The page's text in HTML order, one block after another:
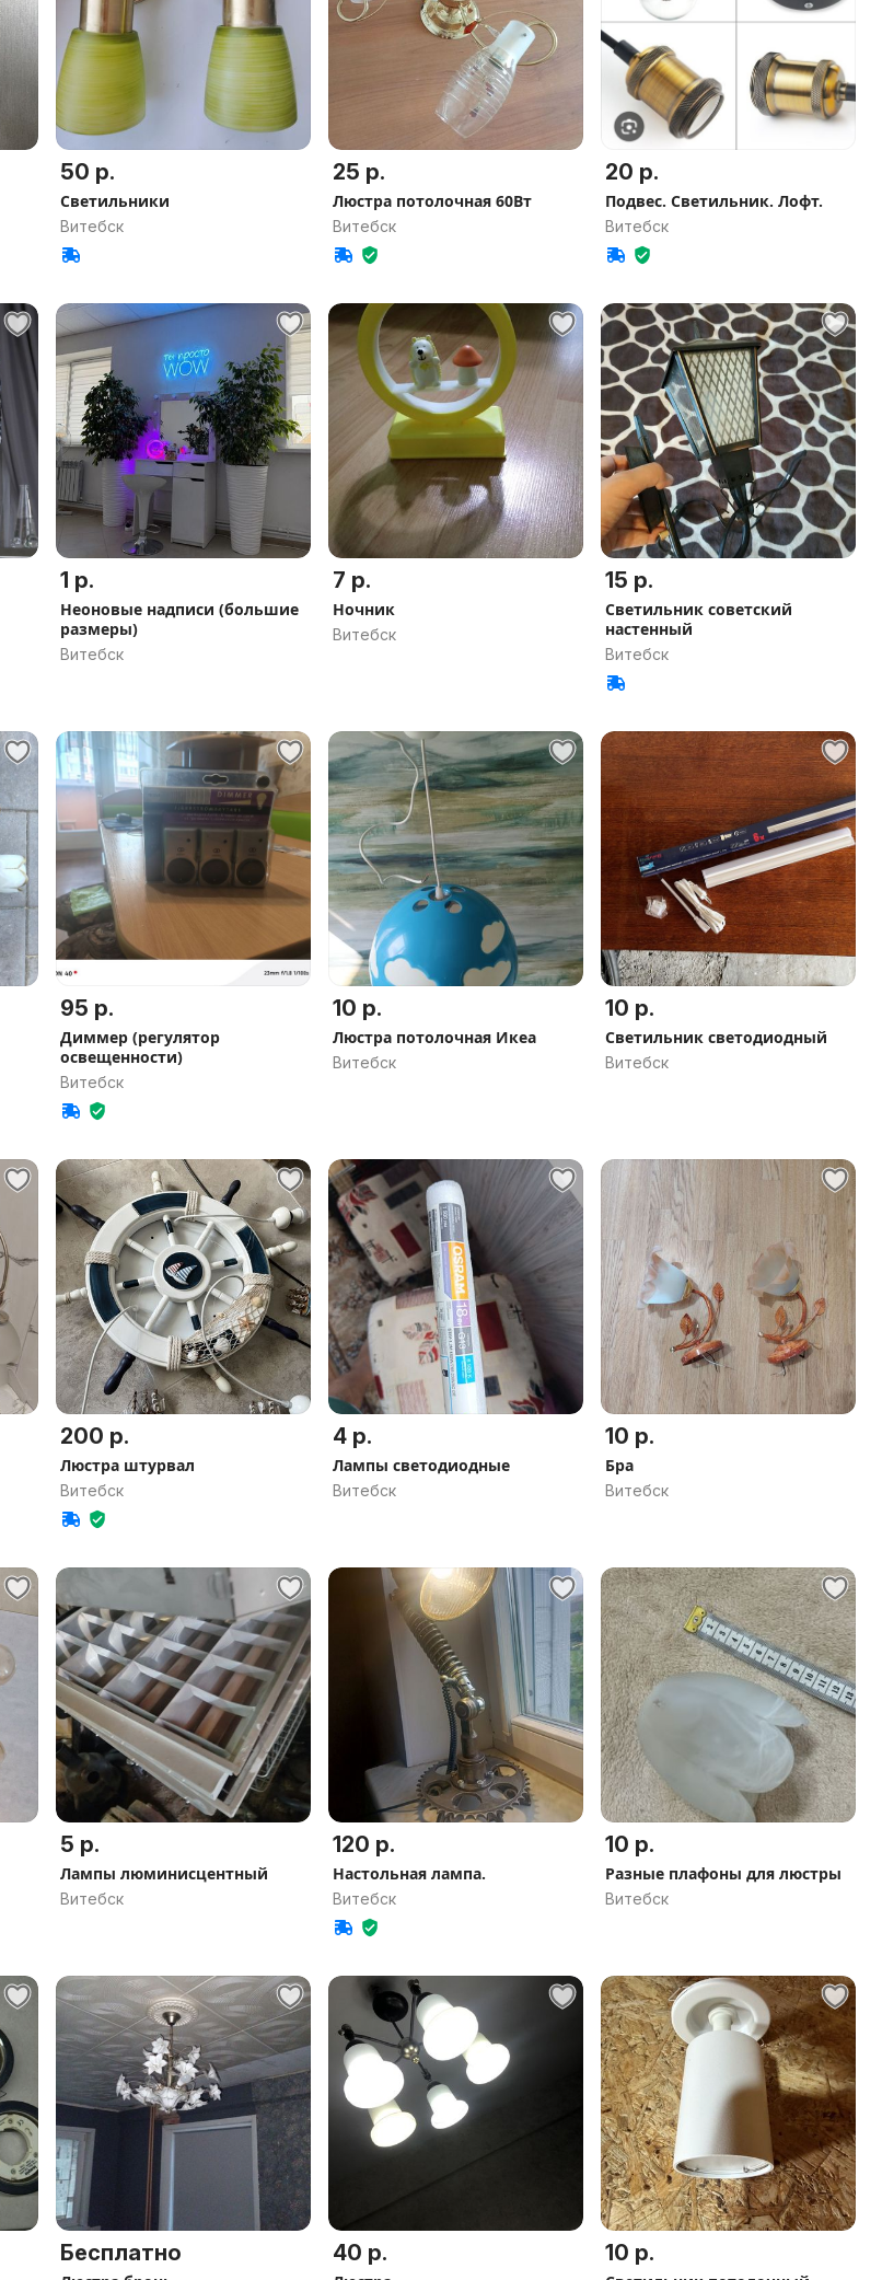
50 р.
Светильники
Витебск
25 р.
Люстра потолочная 60Вт
Витебск
20 р.
Подвес. Светильник. Лофт.
Витебск
1 р.
Неоновые надписи (большие
размеры)
Витебск
7 р.
Ночник
Витебск
15 р.
Светильник советский
настенный
Витебск
95 р.
Диммер (регулятор
освещенности)
Витебск
10 р.
Люстра потолочная Икеа
Витебск
10 р.
Светильник светодиодный
Витебск
200 р.
Люстра штурвал
Витебск
4 р.
Лампы светодиодные
Витебск
10 р.
Бра
Витебск
5 р.
Лампы люминисцентный
Витебск
120 р.
Настольная лампа.
Витебск
10 р.
Разные плафоны для люстры
Витебск
Бесплатно 40 р. 10 р.